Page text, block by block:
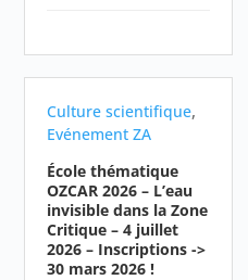
Culture scientifique,
Evénement ZA
École thématique
OZCAR 2026 – L’eau
invisible dans la Zone
Critique – 4 juillet
2026 – Inscriptions ->
30 mars 2026 !